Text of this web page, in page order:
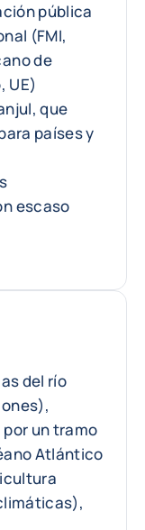
pública
(FMI,
de
UE)
que
países y
escaso
del río
un tramo
Atlántico